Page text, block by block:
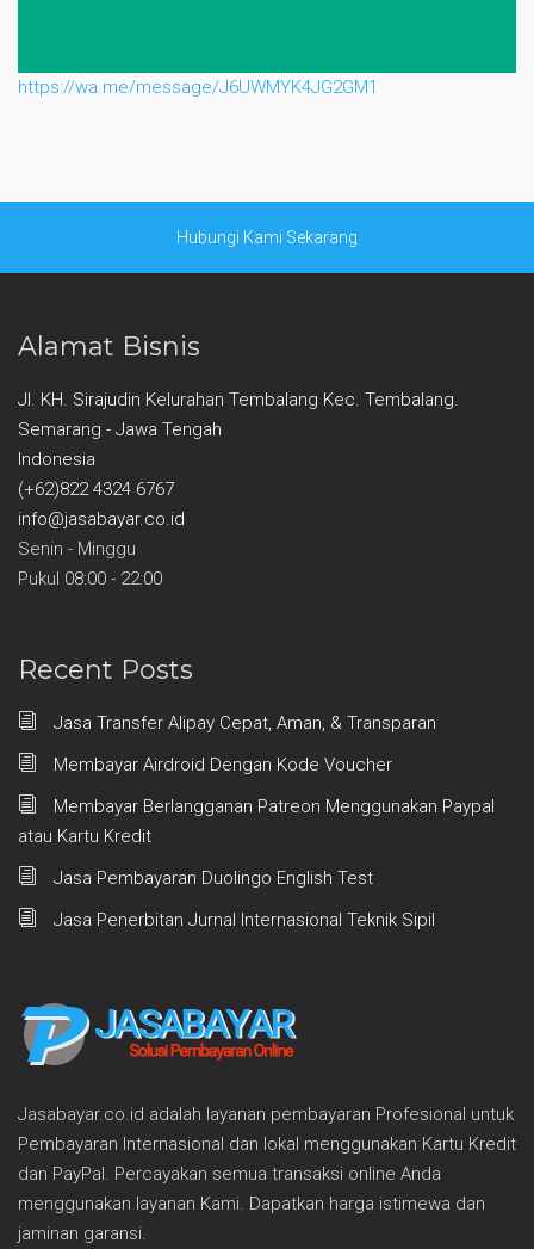
https://wa.me/message/J6UWMYK4JG2GM1
Hubungi Kami Sekarang
Alamat Bisnis
Jl. KH. Sirajudin Kelurahan Tembalang Kec. Tembalang.
Semarang - Jawa Tengah
Indonesia
(+62)822 4324 6767
info@jasabayar.co.id
Senin - Minggu
Pukul 08:00 - 22:00
Recent Posts
Jasa Transfer Alipay Cepat, Aman, & Transparan
Membayar Airdroid Dengan Kode Voucher
Membayar Berlangganan Patreon Menggunakan Paypal
atau Kartu Kredit
Jasa Pembayaran Duolingo English Test
Jasa Penerbitan Jurnal Internasional Teknik Sipil
Jasabayar.co.id adalah layanan pembayaran Profesional untuk
Pembayaran Internasional dan lokal menggunakan Kartu Kredit
dan PayPal. Percayakan semua transaksi online Anda
menggunakan layanan Kami. Dapatkan harga istimewa dan
jaminan garansi.